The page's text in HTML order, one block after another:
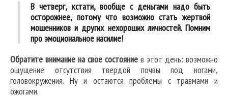
В четверг, кстати, вообще с деньгами надо быть
осторожнее, потому что возможно стать жертвой
мошенников и других нехороших личностей. Помним
про эмоциональное насилие!
Обратите внимание на свое состояние в этот день: возможно
ощущение отсутствия твердой почвы под ногами,
головокружения. Ну и остаются проблемы с травмами и
ожогами.